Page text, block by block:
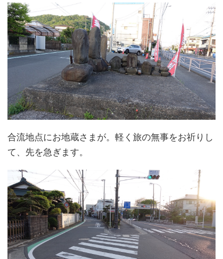
合流地点にお地蔵さまが。軽く旅の無事をお祈りし
て、先を急ぎます。